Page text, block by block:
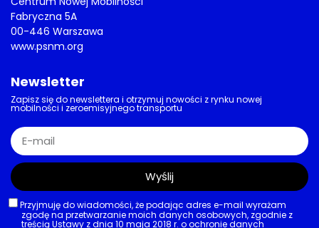
Fabryczna 5A
00-446 Warszawa
www.psnm.org
Newsletter
Zapisz się do newslettera i otrzymuj nowości z rynku nowej
mobilności i zeroemisyjnego transportu
Przyjmuję do wiadomości, że podając adres e-mail wyrażam
zgodę na przetwarzanie moich danych osobowych, zgodnie z
treścią Ustawy z dnia 10 maja 2018 r. o ochronie danych
Wyślij